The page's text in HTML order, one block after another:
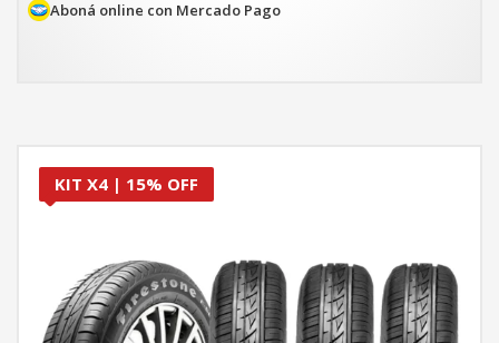
Aboná online con Mercado Pago
KIT X4 | 15% OFF